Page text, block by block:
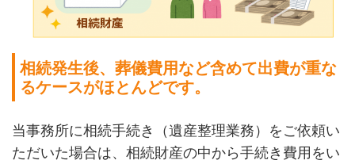
相続発生後、葬儀費用など含めて出費が重な
るケースがほとんどです。
当事務所に相続手続き（遺産整理業務）をご依頼い
ただいた場合は、相続財産の中から手続き費用をい